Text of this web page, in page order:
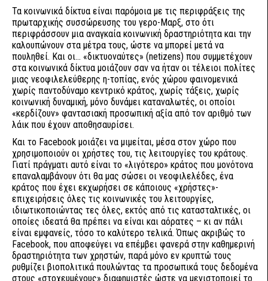
Τα κοινωνικά δίκτυα είναι παρόμοια με τις περιφράξεις της
πρωταρχικής συσσώρευσης του γερο-Μαρξ, στο ότι
περιφράσσουν μια αναγκαία κοινωνική δραστηριότητα και την
καλουπώνουν στα μέτρα τους, ώστε να μπορεί μετά να
πουληθεί. Και οι... «δικτυοναύτες» (netizens) που συμμετέχουν
στα κοινωνικά δίκτυα μοιάζουν σαν να ήταν οι τέλειοι πολίτες
μιας νεοφιλελεύθερης η-τοπίας, ενός χώρου φαινομενικά
χωρίς παντοδύναμο κεντρικό κράτος, χωρίς τάξεις, χωρίς
κοινωνική δυναμική, μόνο δυνάμει καταναλωτές, οι οποίοι
«κερδίζουν» φαντασιακή προσωπική αξία από τον αριθμό των
λάικ που έχουν αποθησαυρίσει.
Και το Facebook μοιάζει να μιμείται, μέσα στον χώρο που
χρησιμοποιούν οι χρήστες του, τις λειτουργίες του κράτους.
Γιατί πράγματι αυτό είναι το «λιγότερο» κράτος που μονότονα
επαναλαμβάνουν ότι θα μας σώσει οι νεοφιλελέδες, ένα
κράτος που έχει εκχωρήσει σε κάποιους «χρήστες»-
επιχειρήσεις όλες τις κοινωνικές του λειτουργίες,
ιδιωτικοποιώντας τες όλες, εκτός από τις κατασταλτικές, οι
οποίες ιδεατά θα πρέπει να είναι και αόρατες – κι αν πάλι
είναι εμφανείς, τόσο το καλύτερο τελικά. Όπως ακριβώς το
Facebook, που αποφεύγει να επέμβει φανερά στην καθημερινή
δραστηριότητα των χρηστών, παρά μόνο εν κρυπτώ τους
ρυθμίζει βιοπολιτικά πουλώντας τα προσωπικά τους δεδομένα
στους «στοχευμένους» διαφημιστές ώστε να μεγιστοποιεί το